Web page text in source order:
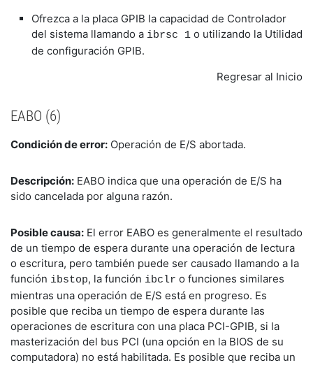
Ofrezca a la placa GPIB la capacidad de Controlador
del sistema llamando a ibrsc 1 o utilizando la Utilidad
de configuración GPIB.
Regresar al Inicio
EABO (6)
Condición de error: Operación de E/S abortada.
Descripción: EABO indica que una operación de E/S ha
sido cancelada por alguna razón.
Posible causa: El error EABO es generalmente el resultado
de un tiempo de espera durante una operación de lectura
o escritura, pero también puede ser causado llamando a la
función ibstop, la función ibclr o funciones similares
mientras una operación de E/S está en progreso. Es
posible que reciba un tiempo de espera durante las
operaciones de escritura con una placa PCI-GPIB, si la
masterización del bus PCI (una opción en la BIOS de su
computadora) no está habilitada. Es posible que reciba un